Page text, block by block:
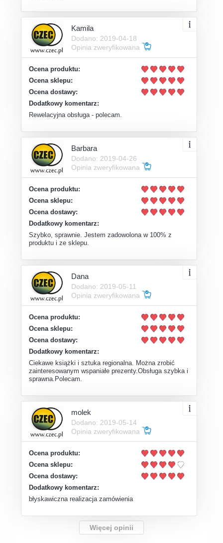
Kamila
Dodano: 2019-04-18
Opinia zweryfikowana
Ocena produktu:
Ocena sklepu:
Ocena dostawy:
Dodatkowy komentarz:
Rewelacyjna obsługa - polecam.
Barbara
Dodano: 2019-04-26
Opinia zweryfikowana
Ocena produktu:
Ocena sklepu:
Ocena dostawy:
Dodatkowy komentarz:
Szybko, sprawnie. Jestem zadowolona w 100% z
produktu i ze sklepu.
Dana
Dodano: 2019-05-11
Opinia zweryfikowana
Ocena produktu:
Ocena sklepu:
Ocena dostawy:
Dodatkowy komentarz:
Ciekawe książki i sztuka regionalna. Można zrobić
zainteresowanym wspaniałe prezenty.Obsługa szybka i
sprawna.Polecam.
molek
Dodano: 2019-05-14
Opinia zweryfikowana
Ocena produktu:
Ocena sklepu:
Ocena dostawy:
Dodatkowy komentarz:
błyskawiczna realizacja zamówienia
Więcej opinii